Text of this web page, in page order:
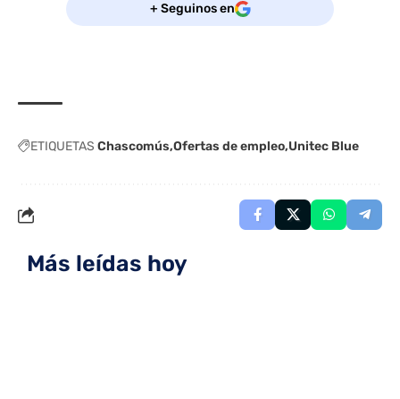
+ Seguinos en
ETIQUETAS Chascomús Ofertas de empleo Unitec Blue
Más leídas hoy